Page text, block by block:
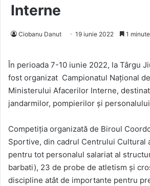
Interne
Ciobanu Danut 19 iunie 2022 1
În perioada 7-10 iunie 2022, la Târgu
fost organizat Campionatul Național
Ministerului Afacerilor Interne,
jandarmilor, pompierilor și
Competiția organizată de Biroul
Sportive, din cadrul Centrului Cultural
pentru tot personalul salariat al
barbati), 23 de probe de atletism și
discipline atât de importante pentru